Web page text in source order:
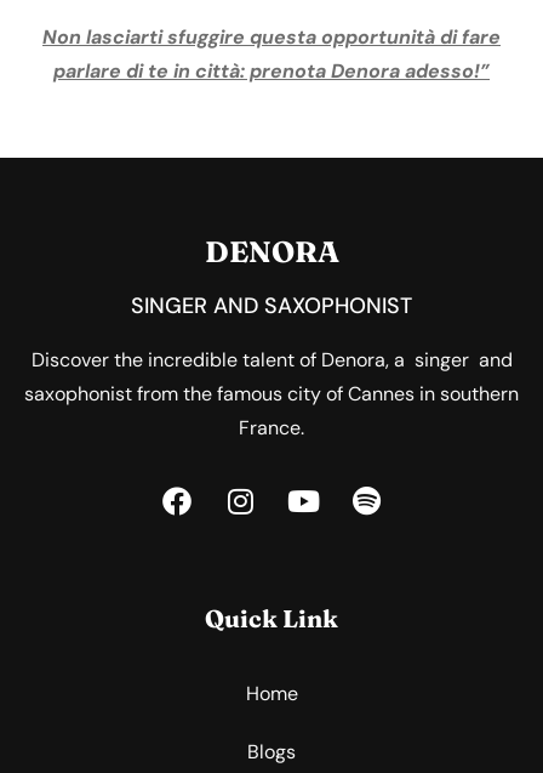
Non lasciarti sfuggire questa opportunità di fare
parlare di te in città: prenota Denora adesso!”
DENORA
SINGER AND SAXOPHONIST
Discover the incredible talent of Denora, a singer and
saxophonist from the famous city of Cannes in southern
France.
Quick Link
Home
Blogs